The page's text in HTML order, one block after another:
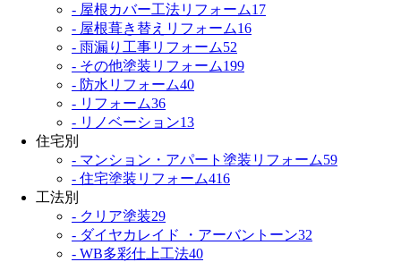
- 屋根カバー工法リフォーム17
- 屋根葺き替えリフォーム16
- 雨漏り工事リフォーム52
- その他塗装リフォーム199
- 防水リフォーム40
- リフォーム36
- リノベーション13
住宅別
- マンション・アパート塗装リフォーム59
- 住宅塗装リフォーム416
工法別
- クリア塗装29
- ダイヤカレイド ・アーバントーン32
- WB多彩仕上工法40